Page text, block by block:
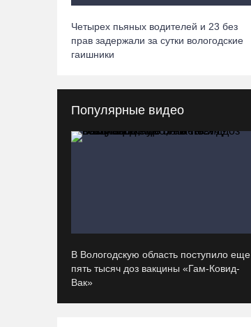
Четырех пьяных водителей и 23 без
прав задержали за сутки вологодские
гаишники
Популярные видео
В Вологодскую область поступило еще
пять тысяч доз вакцины «Гам-Ковид-
Вак»